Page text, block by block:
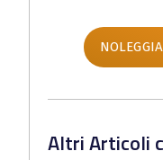
Altri Articoli